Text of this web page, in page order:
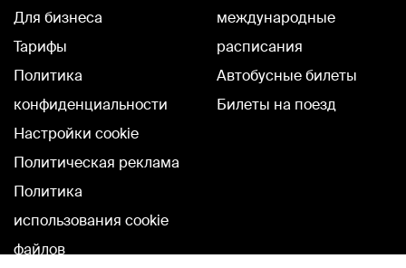
Для бизнеса
Тарифы
Политика
конфиденциальности
Настройки cookie
Политическая реклама
Политика
использования cookie
файлов
международные
расписания
Автобусные билеты
Билеты на поезд